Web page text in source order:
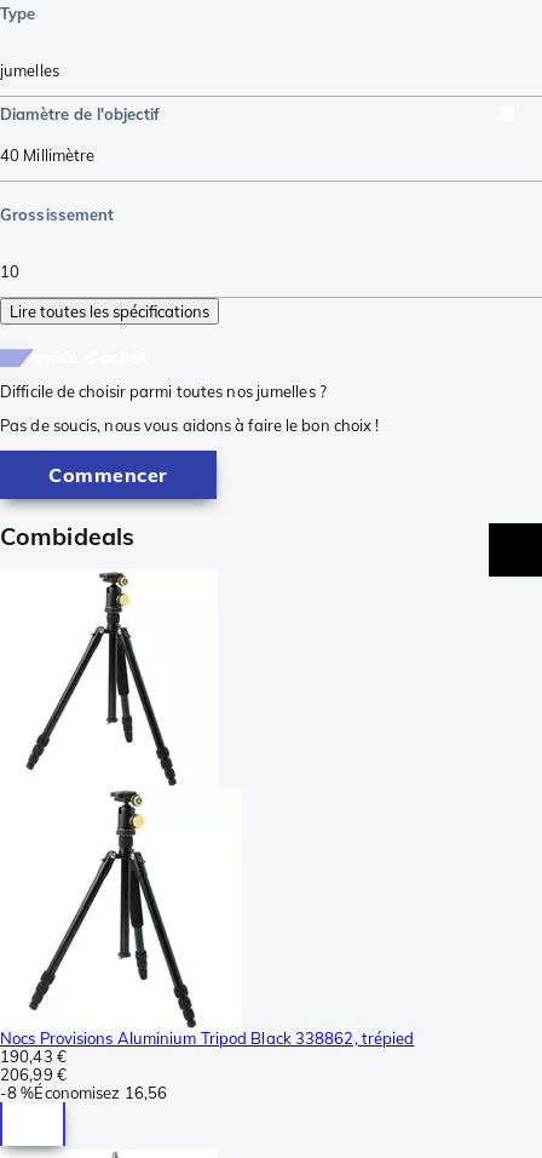
Type
jumelles
Diamètre de l'objectif
40 Millimètre
Grossissement
10
Lire toutes les spécifications
Difficile de choisir parmi toutes nos jumelles ?
Pas de soucis, nous vous aidons à faire le bon choix !
Commencer
Combideals
Nocs Provisions Aluminium Tripod Black 338862, trépied
190,43 €
206,99 €
-8 %Économisez 16,56